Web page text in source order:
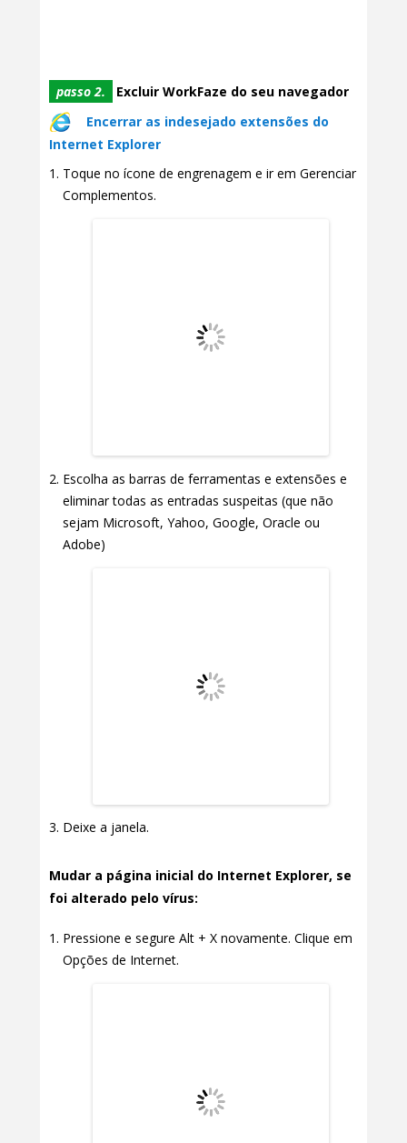
passo 2.
Excluir WorkFaze do seu navegador
Encerrar as indesejado extensões do
Internet Explorer
Toque no ícone de engrenagem e ir em Gerenciar
Complementos.
Escolha as barras de ferramentas e extensões e
eliminar todas as entradas suspeitas (que não
sejam Microsoft, Yahoo, Google, Oracle ou
Adobe)
Deixe a janela.
Mudar a página inicial do Internet Explorer, se
foi alterado pelo vírus:
Pressione e segure Alt + X novamente. Clique em
Opções de Internet.